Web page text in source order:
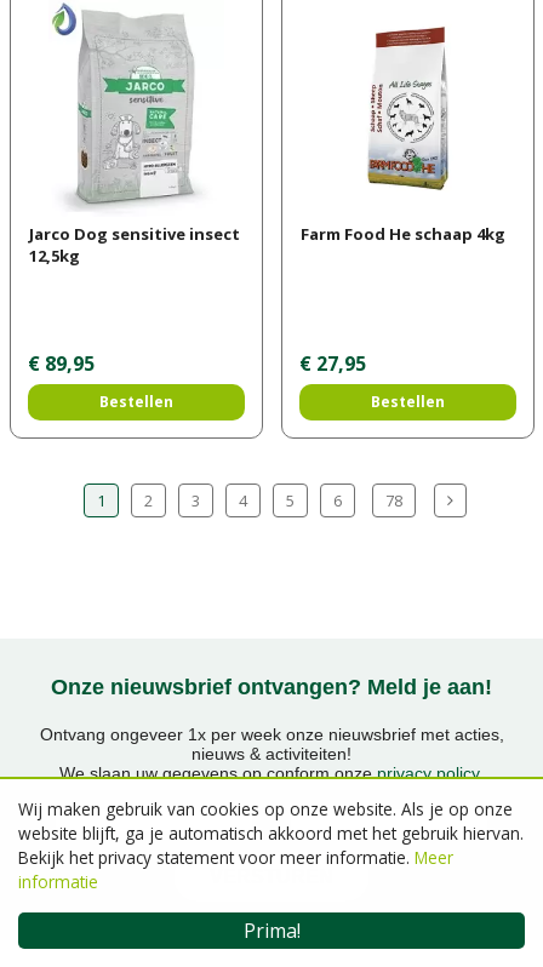
Jarco Dog sensitive insect
12,5kg
€ 89,95
Bestellen
Farm Food He schaap 4kg
€ 27,95
Bestellen
1 2 3 4 5 6 78
Onze nieuwsbrief ontvangen? Meld je aan!
Ontvang ongeveer 1x per week onze nieuwsbrief met acties,
nieuws & activiteiten!
We slaan uw gegevens op conform onzeprivacy policy.
Prima!
Wij maken gebruik van cookies op onze website. Als je op onze
website blijft, ga je automatisch akkoord met het gebruik hiervan.
Bekijk het privacy statement voor meer informatie. Meer
informatie